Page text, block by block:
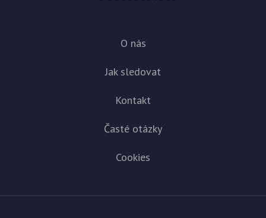
O nás
Jak sledovat
Kontakt
Časté otázky
Cookies